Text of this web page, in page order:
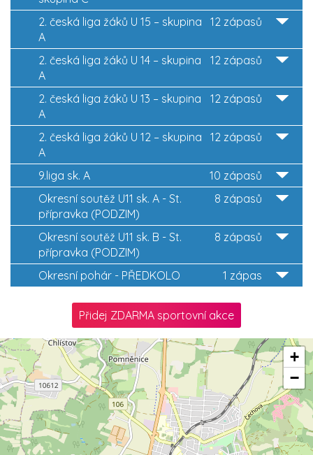
12 zápasů
2. česká liga žáků U 15 – skupina
A
12 zápasů
2. česká liga žáků U 14 – skupina
A
12 zápasů
2. česká liga žáků U 13 – skupina
A
12 zápasů
2. česká liga žáků U 12 – skupina
A
10 zápasů
9.liga sk. A
8 zápasů
Okresní soutěž U11 sk. A - St.
přípravka (PODZIM)
8 zápasů
Okresní soutěž U11 sk. B - St.
přípravka (PODZIM)
1 zápas
Okresní pohár - PŘEDKOLO
Přidej ZDARMA sportovní akce
+
−